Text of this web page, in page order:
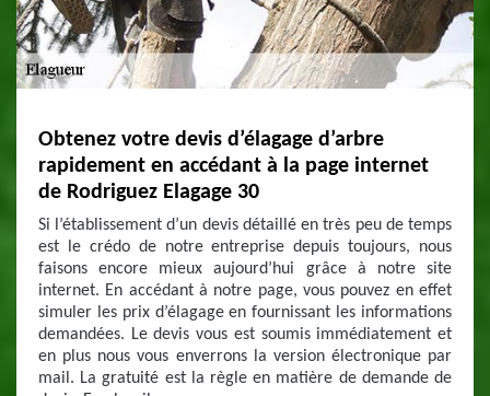
Obtenez votre devis d’élagage d’arbre
rapidement en accédant à la page internet
de Rodriguez Elagage 30
Si l’établissement d’un devis détaillé en très peu de temps
est le crédo de notre entreprise depuis toujours, nous
faisons encore mieux aujourd’hui grâce à notre site
internet. En accédant à notre page, vous pouvez en effet
simuler les prix d’élagage en fournissant les informations
demandées. Le devis vous est soumis immédiatement et
en plus nous vous enverrons la version électronique par
mail. La gratuité est la règle en matière de demande de